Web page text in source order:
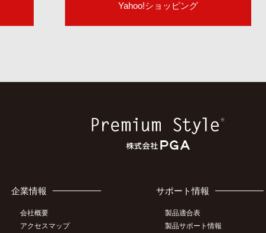
Yahoo!ショッピング
企業情報
会社概要
アクセスマップ
サポート情報
製品適合表
製品サポート情報